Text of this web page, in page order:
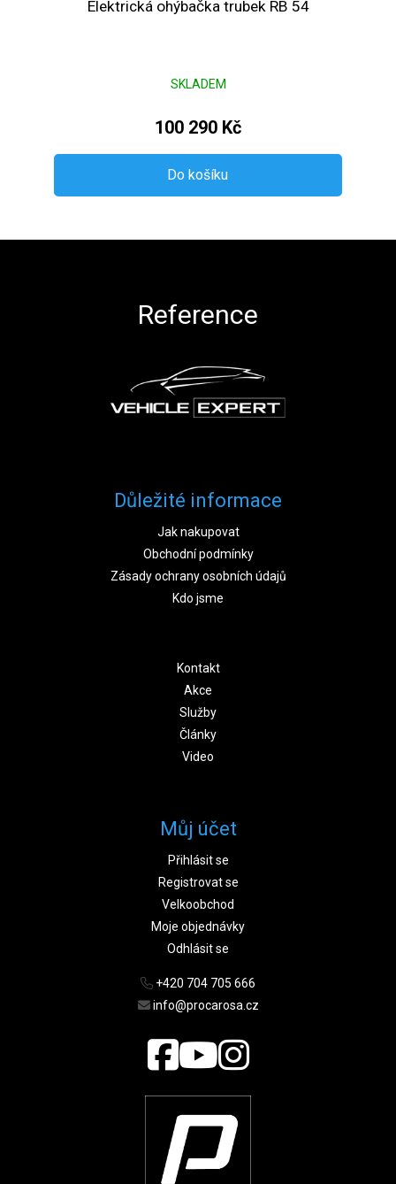
Elektrická ohýbačka trubek RB 54
SKLADEM
100 290 Kč
Do košíku
Reference
Důležité informace
Jak nakupovat
Obchodní podmínky
Zásady ochrany osobních údajů
Kdo jsme
Kontakt
Akce
Služby
Články
Video
Můj účet
Přihlásit se
Registrovat se
Velkoobchod
Moje objednávky
Odhlásit se
+420 704 705 666
info@procarosa.cz